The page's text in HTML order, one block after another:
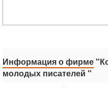
Информация о фирме
молодых писателей "